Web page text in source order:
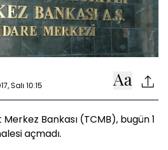
Salı 10:15
Bankası (TCMB), bugün 1
açmadı.